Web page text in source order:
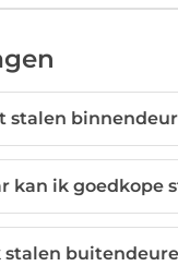
stalen
kan ik goedkope
stalen